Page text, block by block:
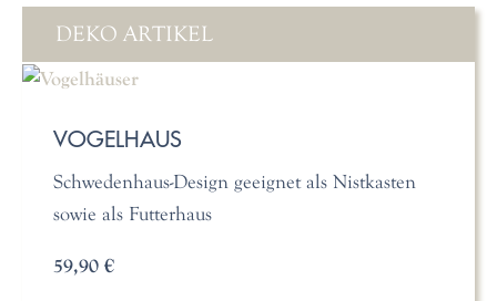
DEKO ARTIKEL
VOGELHAUS
Schwedenhaus-Design geeignet als Nistkasten
sowie als Futterhaus
59,90 €